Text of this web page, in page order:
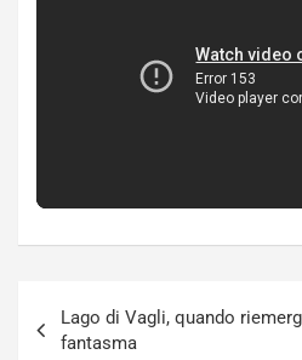
articoli
Lago di Vagli, quando
fantasma